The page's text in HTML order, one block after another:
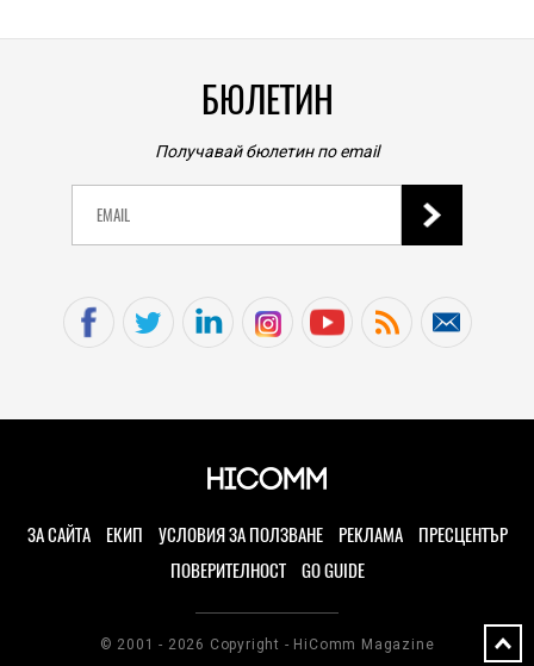
БЮЛЕТИН
Получавай бюлетин по email
ЗА САЙТА ЕКИП УСЛОВИЯ ЗА ПОЛЗВАНЕ РЕКЛАМА
ПРЕСЦЕНТЪР
ПОВЕРИТЕЛНОСТ
GO GUIDE
© 2001 - 2026 Copyright - HiComm Magazine